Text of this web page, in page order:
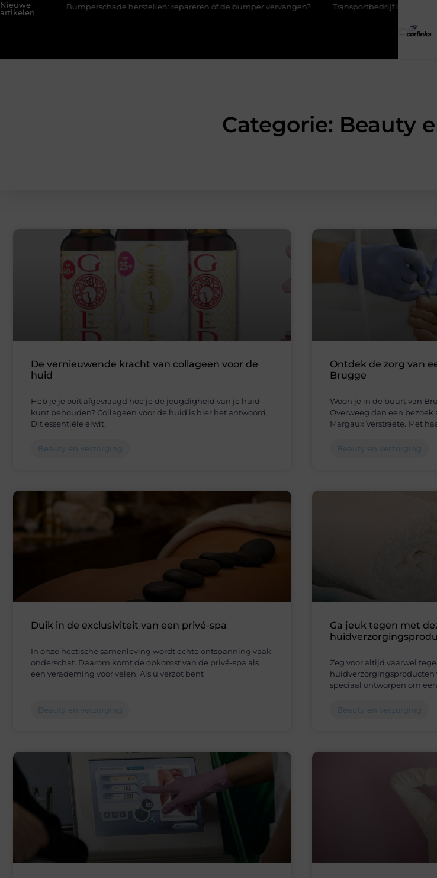
Nieuwe
artikelen
Bumperschade herstellen: repareren of de bumper vervangen? Transportbedrijf in Antwerpen als basis
Categorie: Beauty
De vernieuwende kracht van collageen voor de
huid
Heb je je ooit afgevraagd hoe je de jeugdigheid van je huid
kunt behouden? Collageen voor de huid is hier het antwoord.
Dit essentiële eiwit,
Beauty en verzorging
Ontdek de zorg van
Brugge
Woon je in de buurt van
Overweeg dan een
Margaux Verstraete. Met
Beauty en verzorging
Duik in de exclusiviteit van een privé-spa
In onze hectische samenleving wordt echte ontspanning vaak
onderschat. Daarom komt de opkomst van de privé-spa als
een verademing voor velen. Als u verzot bent
Beauty en verzorging
Ga jeuk tegen met
Zeg voor altijd vaarwel
huidverzorgingsproducten
speciaal ontworpen om
Beauty en verzorging